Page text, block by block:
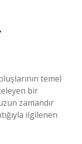
temel
bir
zamandır
ilgilenen